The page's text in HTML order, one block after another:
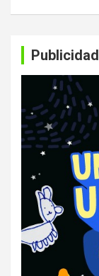
Publicidad